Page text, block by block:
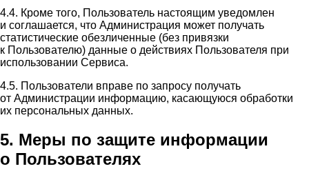
4.4. Кроме того, Пользователь настоящим уведомлен
и соглашается, что Администрация может получать
статистические обезличенные (без привязки
к Пользователю) данные о действиях Пользователя при
использовании Сервиса.
4.5. Пользователи вправе по запросу получать
от Администрации информацию, касающуюся обработки
их персональных данных.
5. Меры по защите информации
о Пользователях